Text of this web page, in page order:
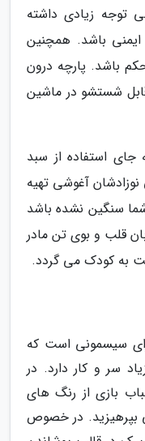
توجه زیادی داشته
ایمنی باشد. همچنین
باشد. پارچه درون
شستشو در ماشین
استفاده از سبد
آغوشی تهیه
شما سنگین نشده باشد
قلب و بوی تن مادر
به کودک می گردد.
سیسمونی است که
سر و کار دارد. در
بازی از رنگ های
بپرهیزید. در خصوص